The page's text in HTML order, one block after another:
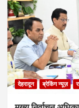
देहरादून ब्रेकिंग न्यूज़